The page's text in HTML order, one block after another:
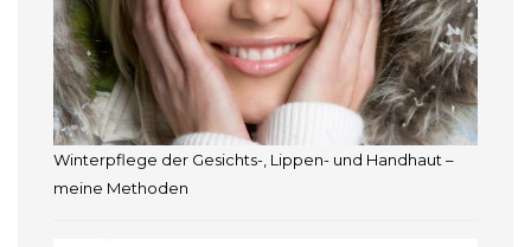
Winterpflege der Gesichts-, Lippen- und Handhaut –
meine Methoden